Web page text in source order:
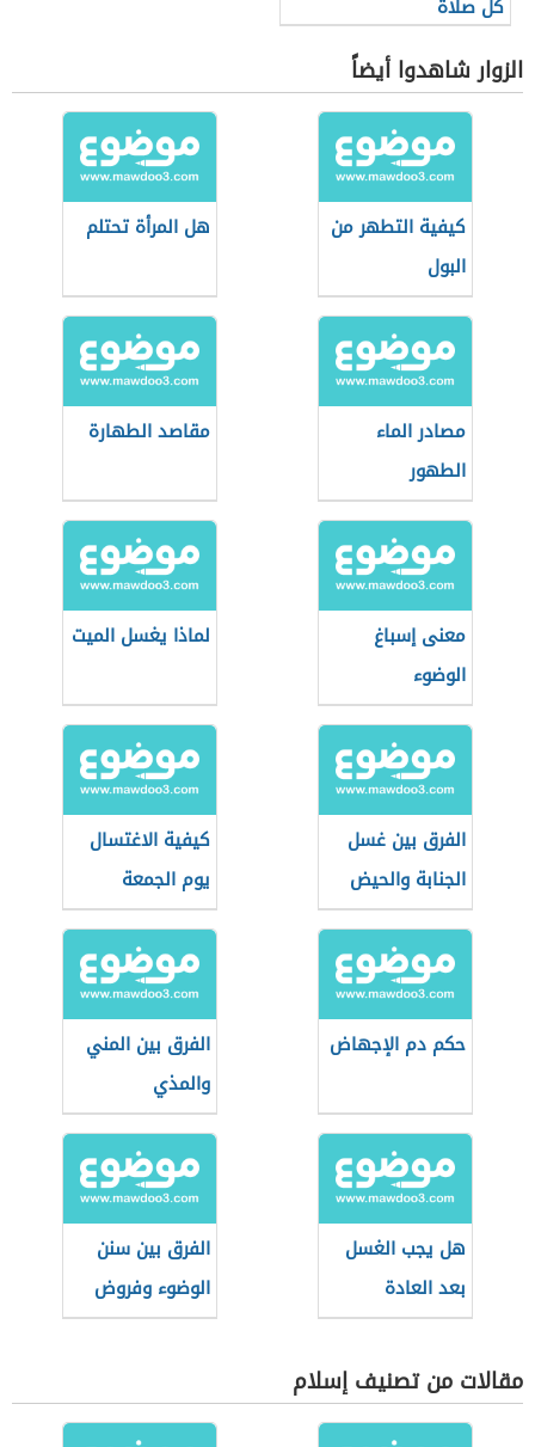
كل صلاة
الزوار شاهدوا أيضاً
كيفية التطهر من
البول
هل المرأة تحتلم
مصادر الماء
الطهور
مقاصد الطهارة
معنى إسباغ
الوضوء
لماذا يغسل الميت
الفرق بين غسل
الجنابة والحيض
كيفية الاغتسال
يوم الجمعة
حكم دم الإجهاض
الفرق بين المني
والمذي
هل يجب الغسل
بعد العادة
السرية؟
الفرق بين سنن
الوضوء وفروض
الوضوء
مقالات من تصنيف إسلام